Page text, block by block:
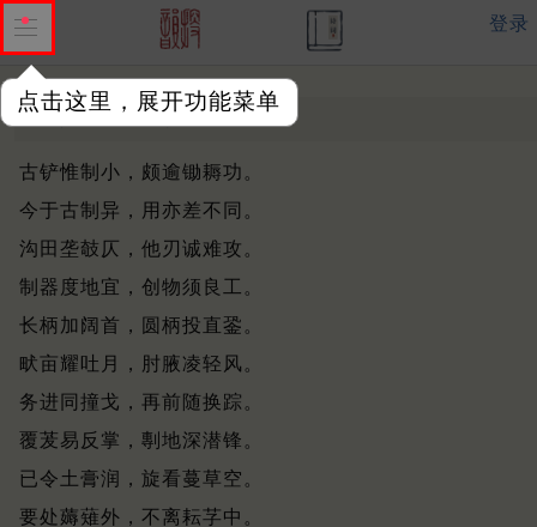
点击这里，展开功能菜单
登录
铲 元 ·王祯
古铲惟制小，颇逾锄耨功。
今于古制异，用亦差不同。
沟田垄攲仄，他刃诚难攻。
制器度地宜，创物须良工。
长柄加阔首，圆柄投直銎。
畎亩耀吐月，肘腋凌轻风。
务进同撞戈，再前随换踪。
覆茇易反掌，剸地深潜锋。
已令土膏润，旋看蔓草空。
要处薅薙外，不离耘芓中。